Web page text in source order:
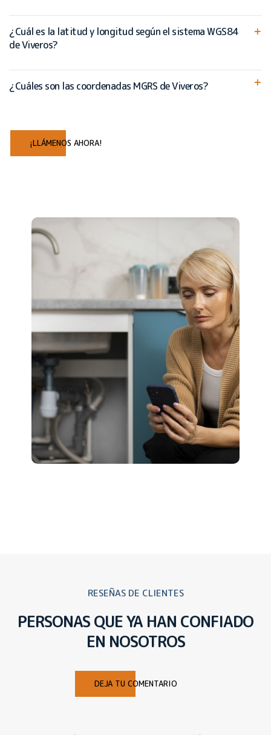
¿Cuál es la latitud y longitud según el sistema WGS84
de Viveros?
¿Cuáles son las coordenadas MGRS de Viveros?
¡LLÁMENOS AHORA!
RESEÑAS DE CLIENTES
PERSONAS QUE YA HAN CONFIADO
EN NOSOTROS
DEJA TU COMENTARIO